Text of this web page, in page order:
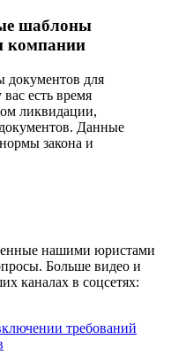
шаблоны
компании
для
есть время
ликвидации,
Данные
закона и
нашими юристами
Больше видео и
каналах в соцсетях:
требований